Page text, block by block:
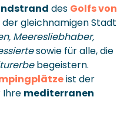
des Golfs von
der gleichnamigen Stadt
Meeresliebhaber,
sowie für alle, die
begeistern.
ist der
Ihre mediterranen